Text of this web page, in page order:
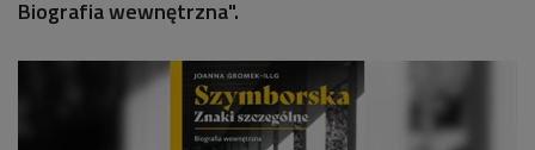
Biografia wewnętrzna".